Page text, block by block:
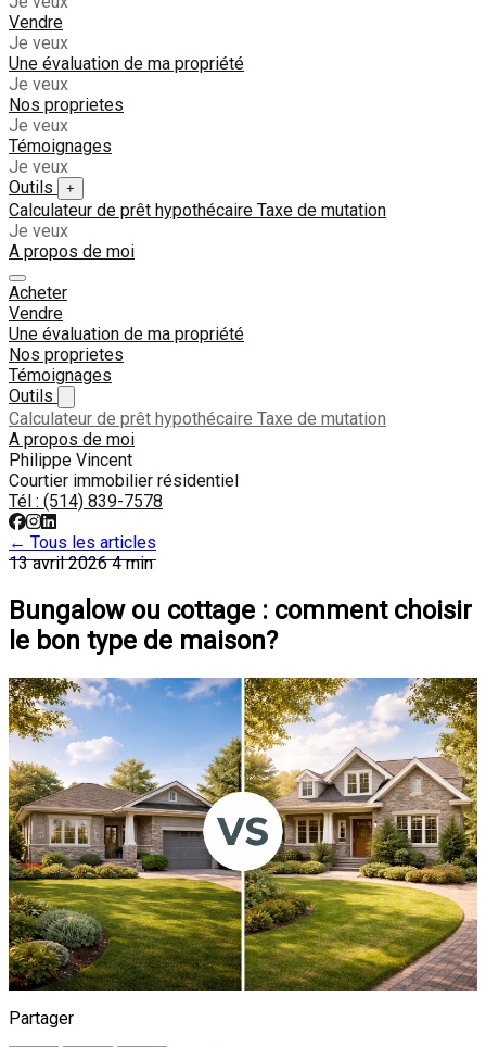
Vendre
Je veux
Une évaluation de ma propriété
Je veux
Nos proprietes
Je veux
Témoignages
Je veux
Outils
+
Calculateur de prêt hypothécaire Taxe de mutation
Je veux
A propos de moi
Acheter
Vendre
Une évaluation de ma propriété
Nos proprietes
Témoignages
Outils
Calculateur de prêt hypothécaire Taxe de mutation
A propos de moi
Philippe Vincent
Courtier immobilier résidentiel
Tél : (514) 839-7578
← Tous les articles
13 avril 2026 4 min
Bungalow ou cottage : comment choisir
le bon type de maison?
Partager